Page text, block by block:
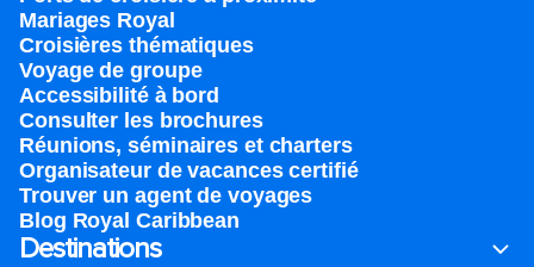
Mariages Royal
Croisières thématiques
Voyage de groupe​
Accessibilité à bord​
Consulter les brochures
Réunions, séminaires et charters
Organisateur de vacances certifié
Trouver un agent de voyages
Blog Royal Caribbean
Destinations